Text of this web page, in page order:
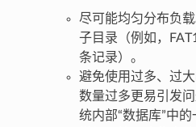
尽可能均匀分布负
子目录（例如，
条记录）。
避免使用过多、过
数量过多更易引发
统内部“数据库”中